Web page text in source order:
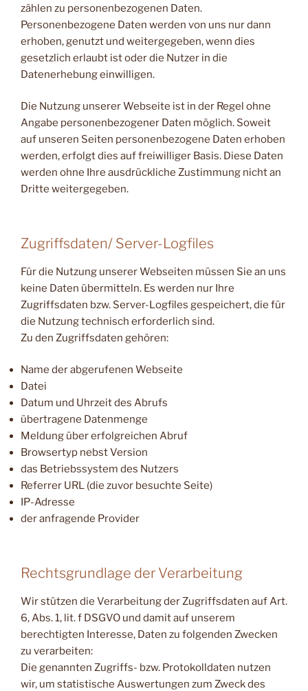
zählen zu personenbezogenen Daten.
Personenbezogene Daten werden von uns nur dann
erhoben, genutzt und weitergegeben, wenn dies
gesetzlich erlaubt ist oder die Nutzer in die
Datenerhebung einwilligen.
Die Nutzung unserer Webseite ist in der Regel ohne
Angabe personenbezogener Daten möglich. Soweit
auf unseren Seiten personenbezogene Daten erhoben
werden, erfolgt dies auf freiwilliger Basis. Diese Daten
werden ohne Ihre ausdrückliche Zustimmung nicht an
Dritte weitergegeben.
Zugriffsdaten/ Server-Logfiles
Für die Nutzung unserer Webseiten müssen Sie an uns
keine Daten übermitteln. Es werden nur Ihre
Zugriffsdaten bzw. Server-Logfiles gespeichert, die für
die Nutzung technisch erforderlich sind.
Zu den Zugriffsdaten gehören:
Name der abgerufenen Webseite
Datei
Datum und Uhrzeit des Abrufs
übertragene Datenmenge
Meldung über erfolgreichen Abruf
Browsertyp nebst Version
das Betriebssystem des Nutzers
Referrer URL (die zuvor besuchte Seite)
IP-Adresse
der anfragende Provider
Rechtsgrundlage der Verarbeitung
Wir stützen die Verarbeitung der Zugriffsdaten auf Art.
6, Abs. 1, lit. f DSGVO und damit auf unserem
berechtigten Interesse, Daten zu folgenden Zwecken
zu verarbeiten:
Die genannten Zugriffs- bzw. Protokolldaten nutzen
wir, um statistische Auswertungen zum Zweck des